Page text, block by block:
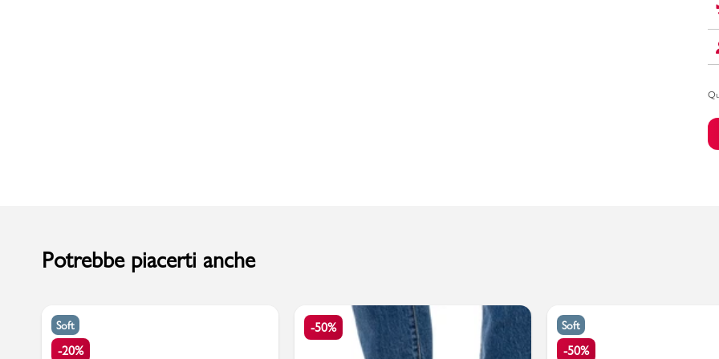
Potrebbe piacerti anche
Soft
-20%
-50% Soft
-50%